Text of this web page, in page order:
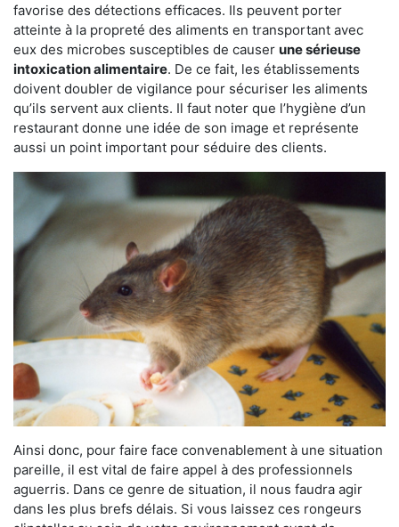
favorise des détections efficaces. Ils peuvent porter
atteinte à la propreté des aliments en transportant avec
eux des microbes susceptibles de causer une sérieuse
intoxication alimentaire. De ce fait, les établissements
doivent doubler de vigilance pour sécuriser les aliments
qu’ils servent aux clients. Il faut noter que l’hygiène d’un
restaurant donne une idée de son image et représente
aussi un point important pour séduire des clients.
Ainsi donc, pour faire face convenablement à une situation
pareille, il est vital de faire appel à des professionnels
aguerris. Dans ce genre de situation, il nous faudra agir
dans les plus brefs délais. Si vous laissez ces rongeurs